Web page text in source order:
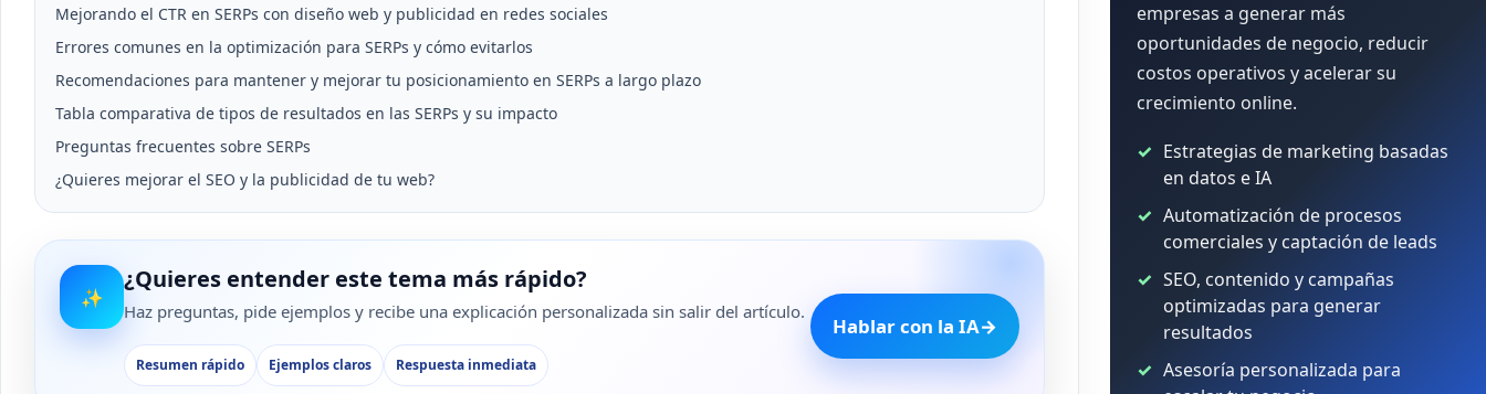
Mejorando el CTR en SERPs con diseño web y publicidad en redes sociales
Errores comunes en la optimización para SERPs y cómo evitarlos
Recomendaciones para mantener y mejorar tu posicionamiento en SERPs a largo plazo
Tabla comparativa de tipos de resultados en las SERPs y su impacto
Preguntas frecuentes sobre SERPs
¿Quieres mejorar el SEO y la publicidad de tu web?
✨
¿Quieres entender este tema más rápido?
Haz preguntas, pide ejemplos y recibe una explicación personalizada sin salir del artículo.
Resumen rápido Ejemplos claros Respuesta inmediata
Hablar con la IA→
empresas a generar más
oportunidades de negocio, reducir
costos operativos y acelerar su
crecimiento online.
Estrategias de marketing basadas
en datos e IA
Automatización de procesos
comerciales y captación de leads
SEO, contenido y campañas
optimizadas para generar
resultados
Asesoría personalizada para